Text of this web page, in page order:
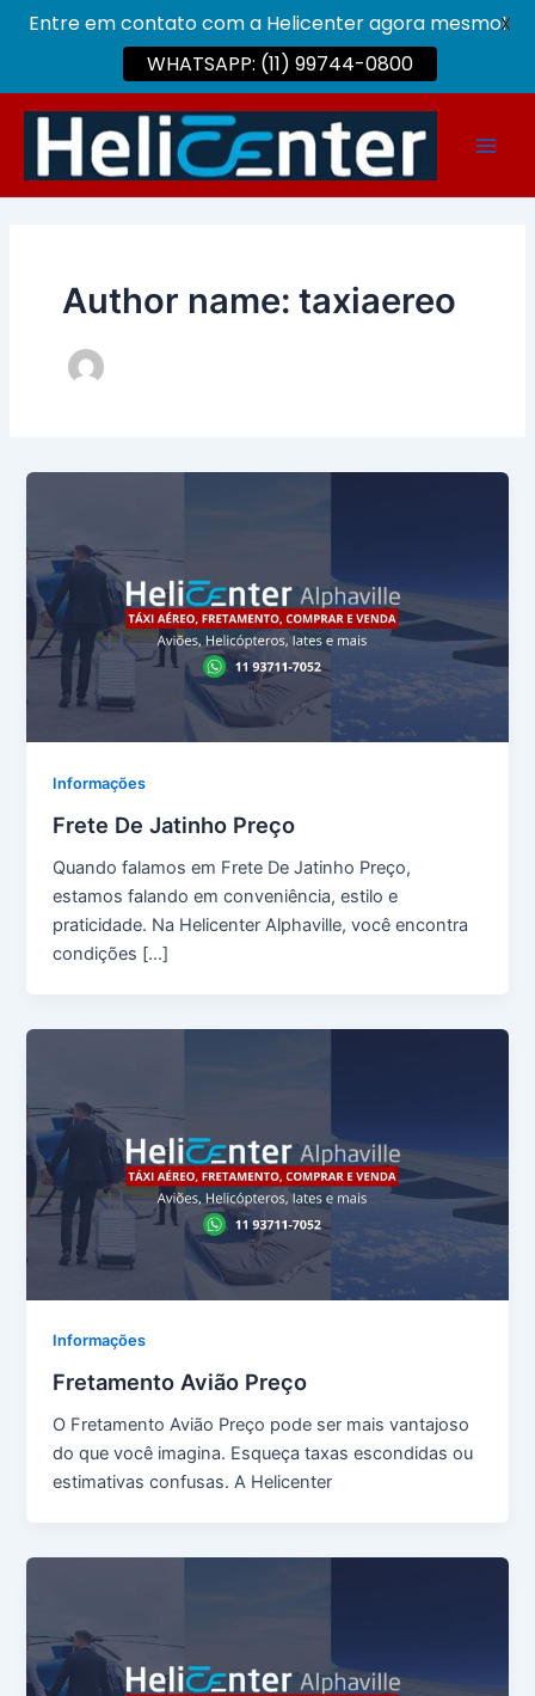
conteúdo
Author name: taxiaereo
Informações
Frete De Jatinho Preço
Quando falamos em Frete De Jatinho Preço,
estamos falando em conveniência, estilo e
praticidade. Na Helicenter Alphaville, você encontra
condições […]
Informações
Fretamento Avião Preço
O Fretamento Avião Preço pode ser mais vantajoso
do que você imagina. Esqueça taxas escondidas ou
estimativas confusas. A Helicenter
Entre em contato com a Helicenter agora mesmo!
WHATSAPP: (11) 99744-0800
X